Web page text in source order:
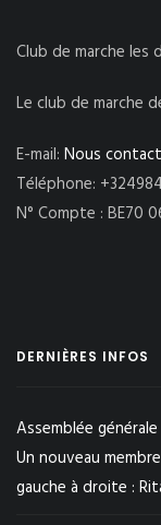
Club de marche les
Le club de marche
E-mail: Nous
Téléphone:
N° Compte : BE70
DERNIÈRES INFOS
Assemblée
Un nouveau
gauche à droite :